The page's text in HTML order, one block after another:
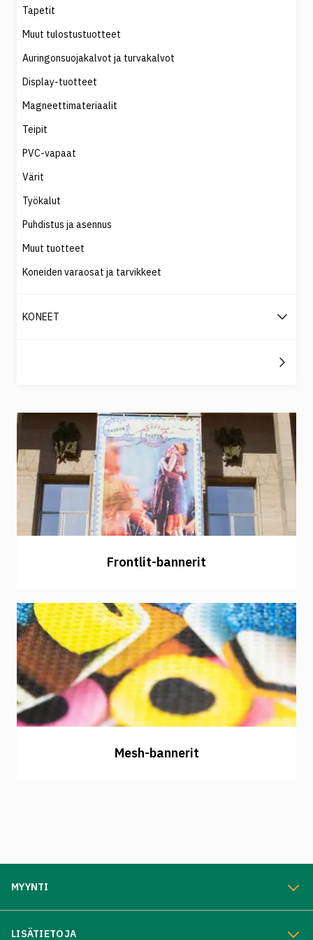
Tapetit
Muut tulostustuotteet
Auringonsuojakalvot ja turvakalvot
Display-tuotteet
Magneettimateriaalit
Teipit
PVC-vapaat
Värit
Työkalut
Puhdistus ja asennus
Muut tuotteet
Koneiden varaosat ja tarvikkeet
KONEET
Frontlit-bannerit
Mesh-bannerit
MYYNTI
LISÄTIETOJA